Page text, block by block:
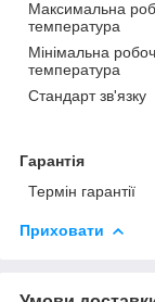
Максимальна
температура
Мінімальна
температура
Стандарт зв'язку
Гарантія
Термін гарантії
Приховати